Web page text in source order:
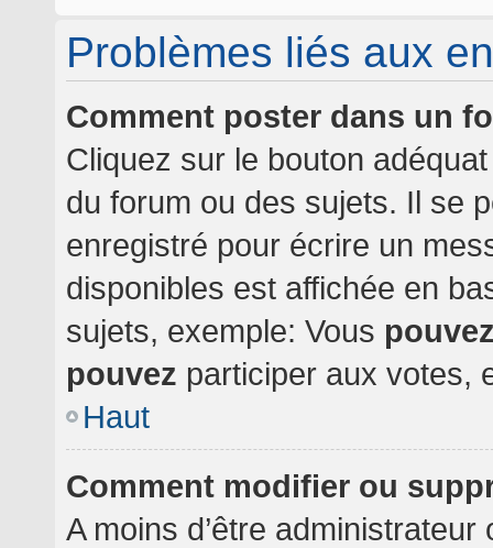
Problèmes liés aux
Comment poster dans un
Cliquez sur le bouton
du forum ou des sujets. Il se
enregistré pour écrire un
disponibles est affichée en
sujets, exemple: Vous
pouvez participer aux votes,
Haut
Comment modifier ou
A moins d’être